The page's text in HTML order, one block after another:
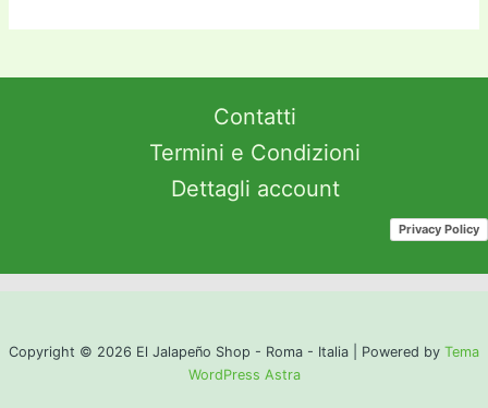
Contatti
Termini e Condizioni
Dettagli account
Privacy Policy
Copyright © 2026 El Jalapeño Shop - Roma - Italia | Powered by Tema
WordPress Astra